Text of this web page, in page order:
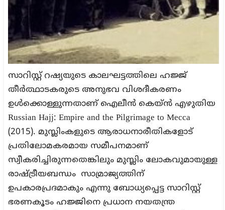
സാറിസ്റ്റ് റഷ്യയുടെ കാലഘട്ടത്തിലെ ഹജ്ജ്
തീർത്ഥാടകരുടെ അനുഭവ വിശദീകരണം
ഉൾക്കൊള്ളുന്നതാണ് ഐലീൻ കെയ്ൻ എഴുതിയ
Russian Hajj: Empire and the Pilgrimage to Mecca
(2015). മുസ്ലിംകളുടെ ആരാധനാരീതികളോട്
പ്രതിലോമകരമായ സമീപനമാണ്
സ്വീകരിച്ചിരുന്നതെങ്കിലും മുസ്ലിം ലോകവുമായുള്ള
രാഷ്ട്രീയബന്ധം സാമ്രാജ്യത്തിന്
ഉപകാരപ്രദമാകും എന്നു ബോധ്യപ്പെട്ട സാറിസ്റ്റ്
ഭരണകൂടം ഹജ്ജിനെ പ്രധാന നയതന്ത്ര